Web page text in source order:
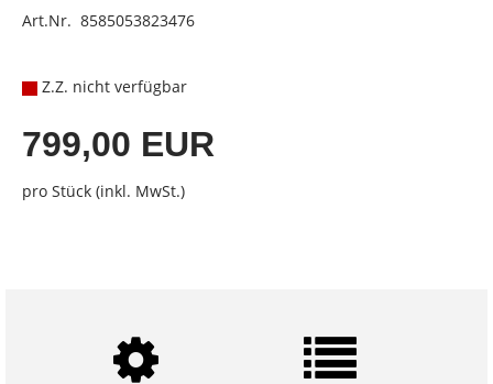
Art.Nr. 8585053823476
Z.Z. nicht verfügbar
799,00 EUR
pro Stück (inkl. MwSt.)